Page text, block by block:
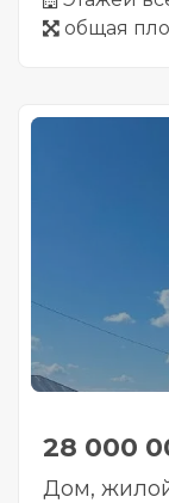
общая
28 000
Дом,